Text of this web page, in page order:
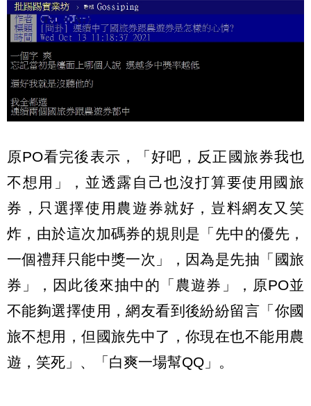
原PO看完後表示，「好吧，反正國旅券我也
不想用」，並透露自己也沒打算要使用國旅
券，只選擇使用農遊券就好，豈料網友又笑
炸，由於這次加碼券的規則是「先中的優先，
一個禮拜只能中獎一次」，因為是先抽「國旅
券」，因此後來抽中的「農遊券」，原PO並
不能夠選擇使用，網友看到後紛紛留言「你國
旅不想用，但國旅先中了，你現在也不能用農
遊，笑死」、「白爽一場幫QQ」。